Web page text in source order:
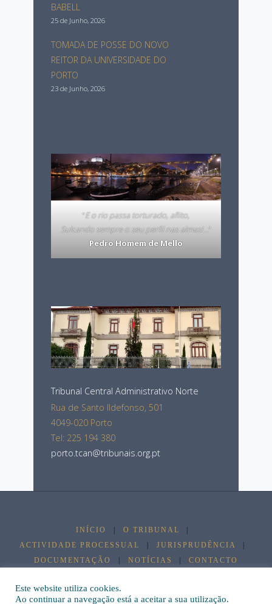
BABELL
25 de Junho, 2026
TOMADA DE POSSE DO NOVO
REITOR DA UNIVERSIDADE DO
PORTO
23 de Junho, 2026
"E o rio passa torturado, aflito,
Sulcando sempre o seu perfil nas almas!…"
Pedro Homem de Mello
Tribunal Central Administrativo Norte
Rua de Santo Ildefonso, 501
4049-020 Porto
Tel: 225 194 380
porto.tcan@tribunais.org.pt
INÍCIO O TRIBUNAL
ACTIVIDADE PROCESSUAL JURISPRUDÊNCIA
DOCUMENTAÇÃO NOTÍCIAS CONTACTO
©2026 Tribunal Central Administrativo Norte
Este website utiliza cookies.
Ao continuar a navegação está a aceitar a sua utilização.